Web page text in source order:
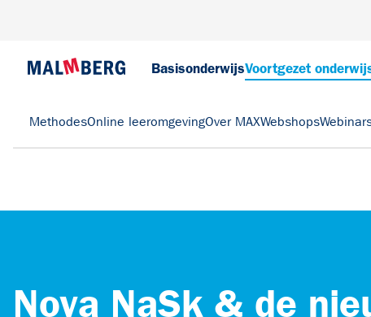
BasisonderwijsVoortgezet
MethodesOnline leeromgevingOver MAXWebshops
Nova NaSk & de